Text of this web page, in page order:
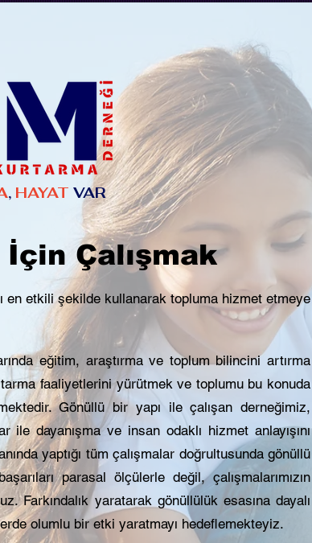
, HAYAT VAR
Çalışmak
en etkili şekilde kullanarak topluma hizmet etmeye
eğitim, araştırma ve toplum bilincini artırma
faaliyetlerini yürütmek ve toplumu bu konuda
Gönüllü bir yapı ile çalışan derneğimiz,
dayanışma ve insan odaklı hizmet anlayışını
yaptığı tüm çalışmalar doğrultusunda gönüllü
parasal ölçülerle değil, çalışmalarımızın
Farkındalık yaratarak gönüllülük esasına dayalı
olumlu bir etki yaratmayı hedeflemekteyiz.